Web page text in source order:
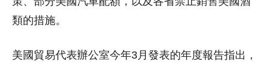
類的措施。
美國貿易代表辦公室今年3月發表的年度報告指出，